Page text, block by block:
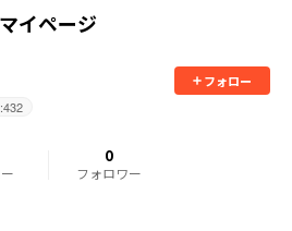
マイページ
フォロー
432
0
フォロワー